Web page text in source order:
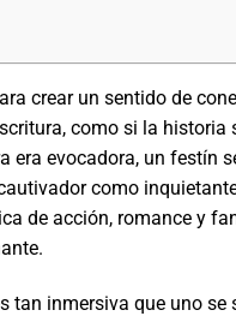
crear un sentido de
como si la historia
era evocadora, un festín
como
de acción, romance y
tan inmersiva que uno